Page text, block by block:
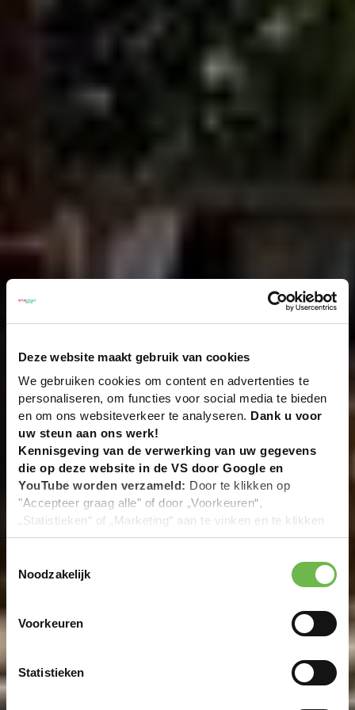
Deze website maakt gebruik van cookies
We gebruiken cookies om content en advertenties te
personaliseren, om functies voor social media te bieden
en om ons websiteverkeer te analyseren. Dank u voor
uw steun aan ons werk!
Kennisgeving van de verwerking van uw gegevens
die op deze website in de VS door Google en
YouTube worden verzameld: Door te klikken op
"Accepteer graag alle" of door „Voorkeuren“,
„Statistieken“ of „Marketing“ aan te vinken en te klikken
op "Selectie handmatig instellen", stemt u er ook mee in
overeenstemming met Art. 49 (1) zin 1 lit. a DSGVO. De
VS zijn door het Europees Hof van Justitie beoordeeld
gegevensbescherming volgens EU-normen. In het
Amerikaanse autoriteiten worden verwerkt voor controle-
en toezichtdoeleinden, mogelijk ook zonder enig
Noodzakelijk
Voorkeuren
Statistieken